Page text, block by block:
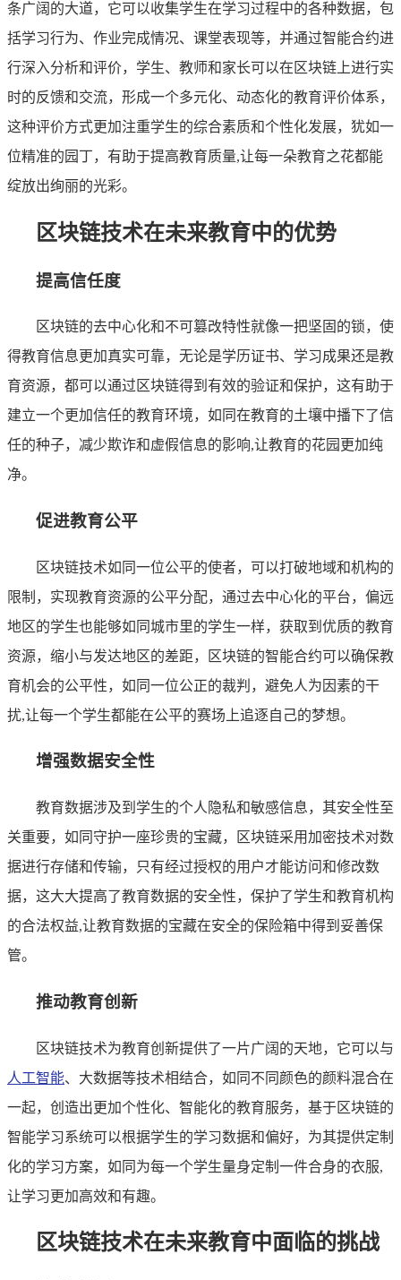
条广阔的大道，它可以收集学生在学习过程中的各种数据，包
括学习行为、作业完成情况、课堂表现等，并通过智能合约进
行深入分析和评价，学生、教师和家长可以在区块链上进行实
时的反馈和交流，形成一个多元化、动态化的教育评价体系，
这种评价方式更加注重学生的综合素质和个性化发展，犹如一
位精准的园丁，有助于提高教育质量,让每一朵教育之花都能
绽放出绚丽的光彩。
区块链技术在未来教育中的优势
提高信任度
区块链的去中心化和不可篡改特性就像一把坚固的锁，使
得教育信息更加真实可靠，无论是学历证书、学习成果还是教
育资源，都可以通过区块链得到有效的验证和保护，这有助于
建立一个更加信任的教育环境，如同在教育的土壤中播下了信
任的种子，减少欺诈和虚假信息的影响,让教育的花园更加纯
净。
促进教育公平
区块链技术如同一位公平的使者，可以打破地域和机构的
限制，实现教育资源的公平分配，通过去中心化的平台，偏远
地区的学生也能够如同城市里的学生一样，获取到优质的教育
资源，缩小与发达地区的差距，区块链的智能合约可以确保教
育机会的公平性，如同一位公正的裁判，避免人为因素的干
扰,让每一个学生都能在公平的赛场上追逐自己的梦想。
增强数据安全性
教育数据涉及到学生的个人隐私和敏感信息，其安全性至
关重要，如同守护一座珍贵的宝藏，区块链采用加密技术对数
据进行存储和传输，只有经过授权的用户才能访问和修改数
据，这大大提高了教育数据的安全性，保护了学生和教育机构
的合法权益,让教育数据的宝藏在安全的保险箱中得到妥善保
管。
推动教育创新
区块链技术为教育创新提供了一片广阔的天地，它可以与
人工智能、大数据等技术相结合，如同不同颜色的颜料混合在
一起，创造出更加个性化、智能化的教育服务，基于区块链的
智能学习系统可以根据学生的学习数据和偏好，为其提供定制
化的学习方案，如同为每一个学生量身定制一件合身的衣服,
让学习更加高效和有趣。
区块链技术在未来教育中面临的挑战